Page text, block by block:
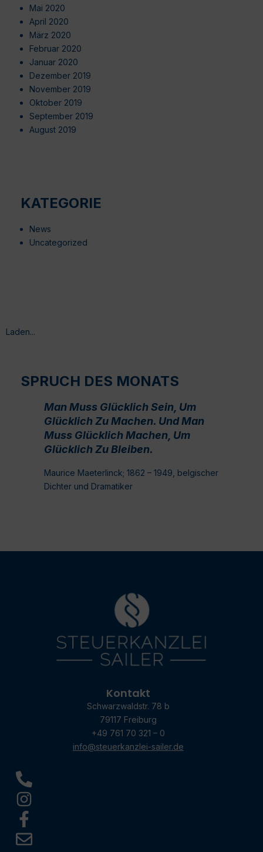
Mai 2020
April 2020
März 2020
Februar 2020
Januar 2020
Dezember 2019
November 2019
Oktober 2019
September 2019
August 2019
KATEGORIE
News
Uncategorized
Laden...
SPRUCH DES MONATS
Man Muss Glücklich Sein, Um
Glücklich Zu Machen. Und Man
Muss Glücklich Machen, Um
Glücklich Zu Bleiben.
Maurice Maeterlinck; 1862 – 1949, belgischer
Dichter und Dramatiker
Kontakt
Schwarzwaldstr. 78 b
79117 Freiburg
+49 761 70 321 – 0
info@steuerkanzlei-sailer.de